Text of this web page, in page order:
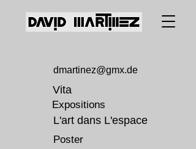
dmartinez@gmx.de
L'art dans L'espace
Vita
Expositions
Poster